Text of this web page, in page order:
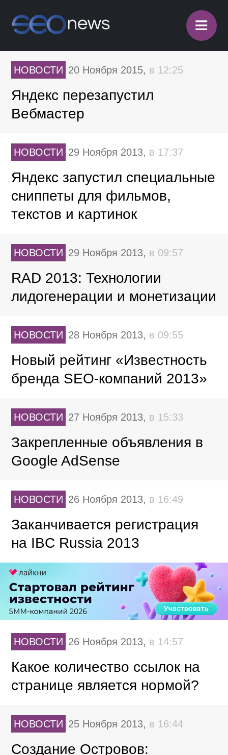
≡
НОВОСТИ 20 Ноября 2015, в 12:25
Яндекс перезапустил
Вебмастер
НОВОСТИ 29 Ноября 2013, в 17:37
Яндекс запустил специальные
сниппеты для фильмов,
текстов и картинок
НОВОСТИ 29 Ноября 2013, в 09:57
RAD 2013: Технологии
лидогенерации и монетизации
НОВОСТИ 28 Ноября 2013, в 09:55
Новый рейтинг «Известность
бренда SEO-компаний 2013»
НОВОСТИ 27 Ноября 2013, в 15:33
Закрепленные объявления в
Google AdSense
НОВОСТИ 26 Ноября 2013, в 16:49
Заканчивается регистрация
на IBC Russia 2013
НОВОСТИ 26 Ноября 2013, в 14:57
Какое количество ссылок на
странице является нормой?
НОВОСТИ 25 Ноября 2013, в 16:44
Создание Островов: